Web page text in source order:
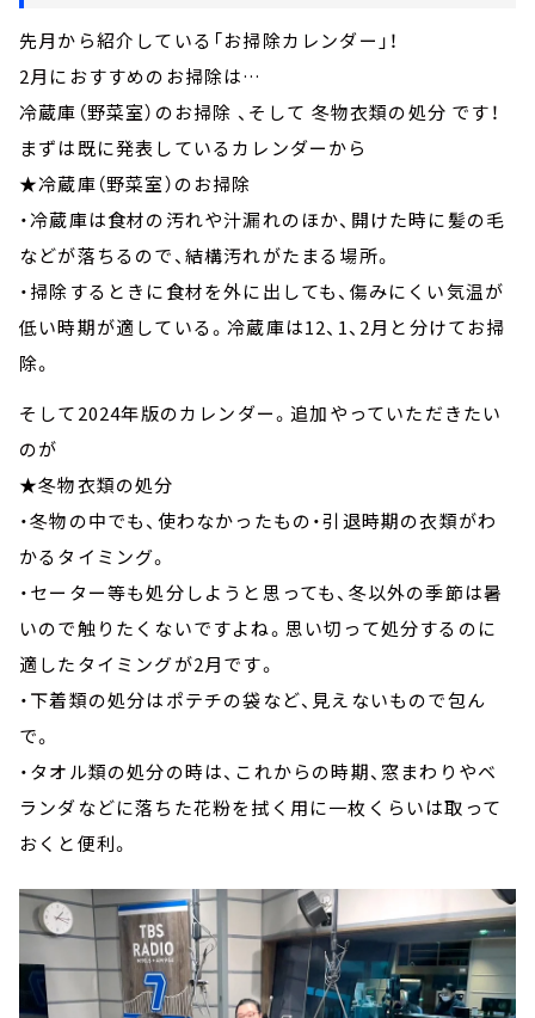
先月から紹介している「お掃除カレンダー」！
2月におすすめのお掃除は…
冷蔵庫（野菜室）のお掃除 、そして 冬物衣類の処分 です！
まずは既に発表しているカレンダーから
★冷蔵庫（野菜室）のお掃除
・冷蔵庫は食材の汚れや汁漏れのほか、開けた時に髪の毛
などが落ちるので、結構汚れがたまる場所。
・掃除するときに食材を外に出しても、傷みにくい気温が
低い時期が適している。冷蔵庫は12、1、2月と分けてお掃
除。
そして2024年版のカレンダー。追加やっていただきたい
のが
★冬物衣類の処分
・冬物の中でも、使わなかったもの・引退時期の衣類がわ
かるタイミング。
・セーター等も処分しようと思っても、冬以外の季節は暑
いので触りたくないですよね。思い切って処分するのに
適したタイミングが2月です。
・下着類の処分はポテチの袋など、見えないもので包ん
で。
・タオル類の処分の時は、これからの時期、窓まわりやベ
ランダなどに落ちた花粉を拭く用に一枚くらいは取って
おくと便利。